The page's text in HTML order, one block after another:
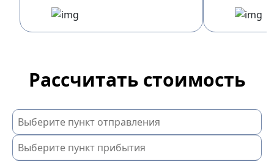
Рассчитать стоимость